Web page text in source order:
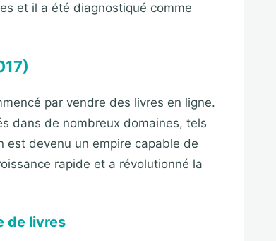
et il a été diagnostiqué comme
par vendre des livres en ligne.
dans de nombreux domaines, tels
est devenu un empire capable de
rapide et a révolutionné la
de livres